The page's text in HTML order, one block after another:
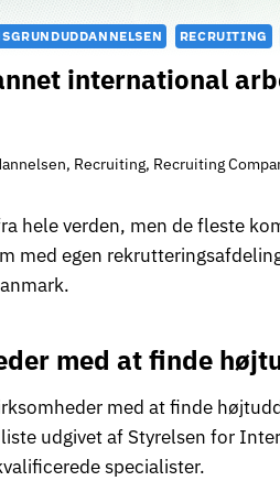
RECRUITING
international
, Recruiting, Recruiting
hele verden, men de fleste
med egen
med at finde
med at finde
udgivet af Styrelsen for
specialister.